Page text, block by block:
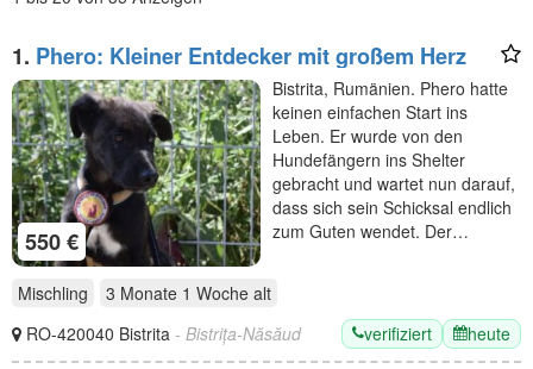
1. Phero: Kleiner Entdecker mit großem Herz
550 €
Bistrita, Rumänien. Phero hatte
keinen einfachen Start ins
Leben. Er wurde von den
Hundefängern ins Shelter
gebracht und wartet nun darauf,
dass sich sein Schicksal endlich
zum Guten wendet. Der…
Mischling 3 Monate 1 Woche alt
RO-420040 Bistrita - Bistrița-Năsăud verifiziert heute